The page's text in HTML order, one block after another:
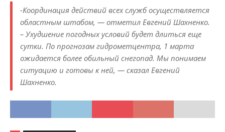
-Координация действий всех служб осуществляется
областным штабом, — отметил Евгений Шахненко.
– Ухудшение погодных условий будет длиться еще
сутки. По прогнозам гидрометцентра, 1 марта
ожидается более обильный снегопад. Мы понимаем
ситуацию и готовы к ней, — сказал Евгений
Шахненко.